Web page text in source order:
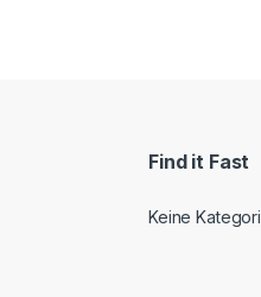
Find it Fast
Keine